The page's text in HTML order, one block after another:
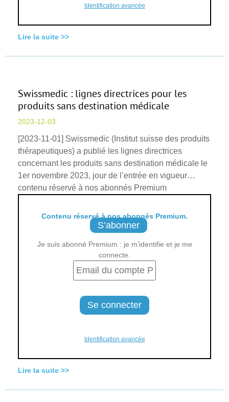
Identification avancée
Lire la suite >>
Swissmedic : lignes directrices pour les
produits sans destination médicale
2023-12-03
[2023-11-01] Swissmedic (Institut suisse des produits
thérapeutiques) a publié les lignes directrices
concernant les produits sans destination médicale le
1er novembre 2023, jour de l’entrée en vigueur…
contenu réservé à nos abonnés Premium
Contenu réservé à nos abonnés Premium.
S’abonner
Je suis abonné Premium : je m’identifie et je me
connecte.
Identification avancée
Lire la suite >>